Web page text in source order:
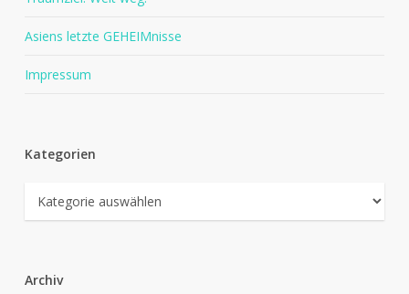
Asiens letzte GEHEIMnisse
Impressum
Kategorien
Kategorien
Archiv